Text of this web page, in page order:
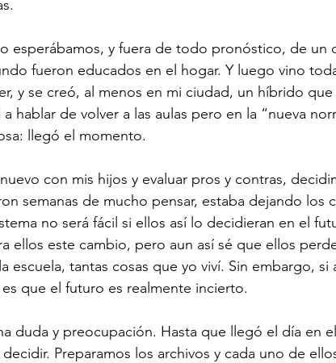
esperábamos, y fuera de todo pronóstico, de un
fueron educados en el hogar. Y luego vino
y se creó, al menos en mi ciudad, un híbrido
hablar de volver a las aulas pero en la “nueva
llegó el momento.
con mis hijos y evaluar pros y contras,
semanas de mucho pensar, estaba dejando los
no será fácil si ellos así lo decidieran en el
ellos este cambio, pero aun así sé que ellos
escuela, tantas cosas que yo viví. Sin embargo, si
que el futuro es realmente incierto.
duda y preocupación. Hasta que llegó el día en
Preparamos los archivos y cada uno de